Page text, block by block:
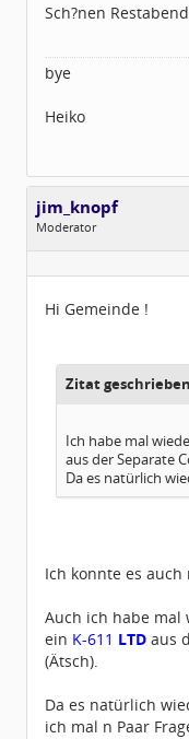
Sch?nen
bye
Heiko
jim_knopf
Moderator
Geschlecht:
keine
Beiträge:
1031
Hi Gemeinde !
Zitat
Ich habe mal
aus der Separate
Da es natürlich
Ich konnte es
Auch ich habe mal
ein K-611 LTD aus
(Ätsch).
Da es natürlich
ich mal n Paar